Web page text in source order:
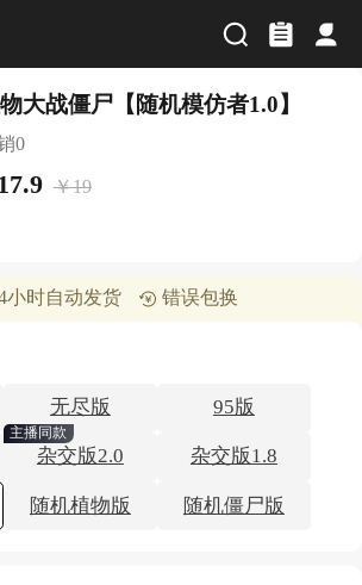
大战僵尸【随机模仿者1.0】
0
￥19
小时自动发货 错误包换
无尽版 95版
杂交版2.0
主播同款
杂交版1.8
随机植物版 随机僵尸版